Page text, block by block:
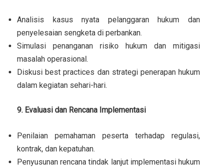
Analisis kasus nyata pelanggaran hukum dan
penyelesaian sengketa di perbankan.
Simulasi penanganan risiko hukum dan mitigasi
masalah operasional.
Diskusi best practices dan strategi penerapan hukum
dalam kegiatan sehari-hari.
9. Evaluasi dan Rencana Implementasi
Penilaian pemahaman peserta terhadap regulasi,
kontrak, dan kepatuhan.
Penyusunan rencana tindak lanjut implementasi hukum